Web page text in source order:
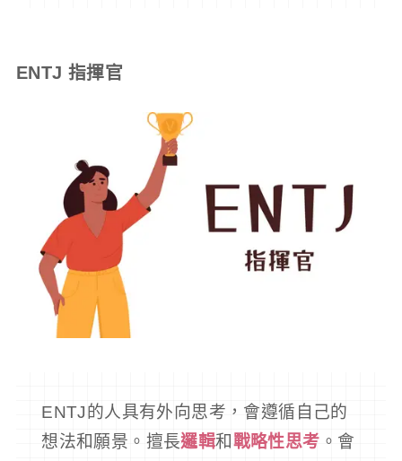
ENTJ 指揮官
ENTJ的人具有外向思考，會遵循自己的
想法和願景。擅長邏輯和戰略性思考 。會